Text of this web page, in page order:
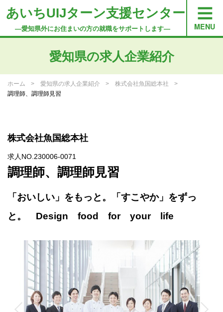
あいちUIJターン支援センター
―愛知県外にお住まいの方の就職をサポートします―
愛知県の求人企業紹介
ホーム 愛知県の求人企業紹介
株式会社魚国総本社
調理師、調理師見習
株式会社魚国総本社
求人NO.230006-0071
調理師、調理師見習
「おいしい」をもっと。「すこやか」をずっ
と。 Design food for your life